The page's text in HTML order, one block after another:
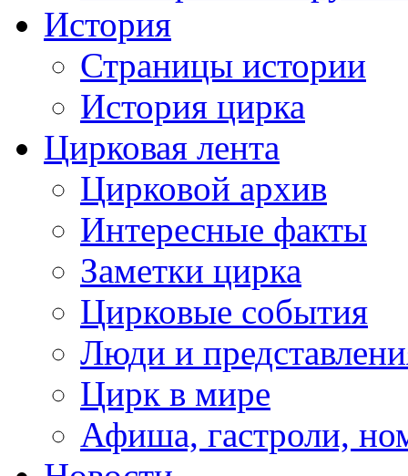
История
Страницы истории
История цирка
Цирковая лента
Цирковой архив
Интересные факты
Заметки цирка
Цирковые события
Люди и
Цирк в мире
Афиша, гастроли,